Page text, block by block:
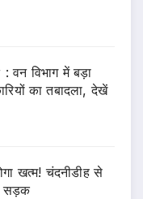
विभाग में बड़ा
का तबादला, देखें
खत्म! चंदनीडीह से
सड़क